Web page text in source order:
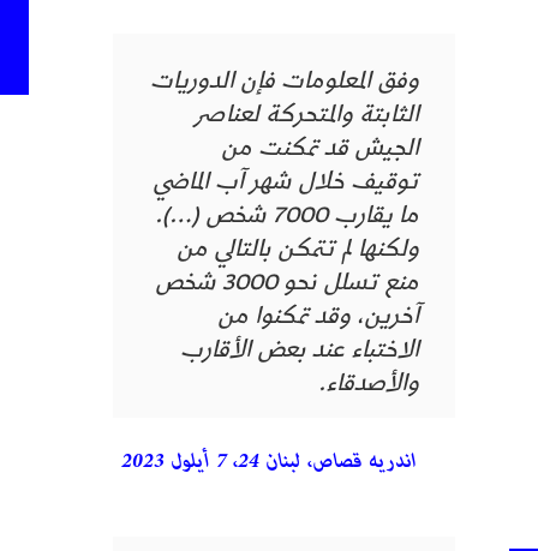
وفق المعلومات فإن الدوريات
الثابتة والمتحركة لعناصر
الجيش قد تمكنت من
توقيف خلال شهر آب الماضي
ما يقارب 7000 شخص (…).
ولكنها لم تتمكن بالتالي من
منع تسلل نحو 3000 شخص
آخرين، وقد تمكنوا من
الاختباء عند بعض الأقارب
والأصدقاء.
اندريه قصاص، لبنان 24، 7 أيلول 2023